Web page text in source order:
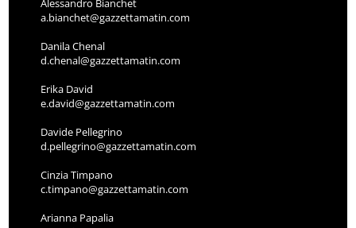
Alessandro Bianchet
a.bianchet@gazzettamatin.com
Danila Chenal
d.chenal@gazzettamatin.com
Erika David
e.david@gazzettamatin.com
Davide Pellegrino
d.pellegrino@gazzettamatin.com
Cinzia Timpano
c.timpano@gazzettamatin.com
Arianna Papalia